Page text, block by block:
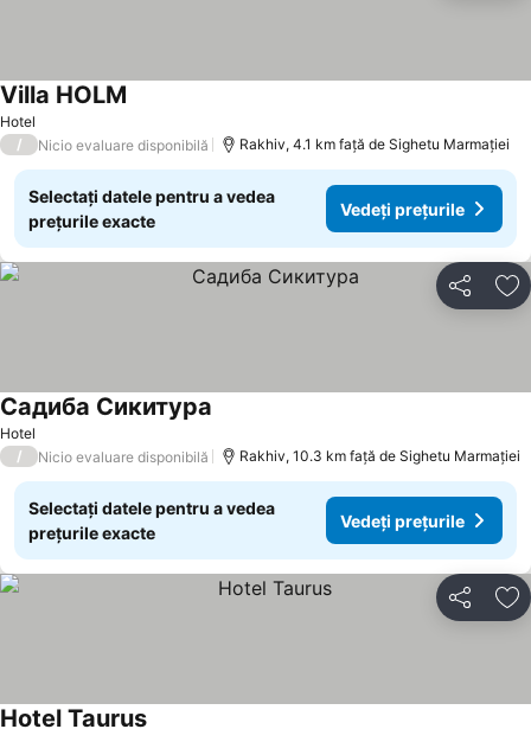
Hotel
Villa HOLM
/ Nicio evaluare disponibilă Rakhiv, 4.1 km faţă de Sighetu Marmației
Selectați datele pentru a vedea
prețurile exacte
Vedeți prețurile
Distribuiți
Hotel
Садиба Сикитура
/ Nicio evaluare disponibilă Rakhiv, 10.3 km faţă de Sighetu Marmației
Selectați datele pentru a vedea
prețurile exacte
Vedeți prețurile
Distribuiți
Hotel Taurus